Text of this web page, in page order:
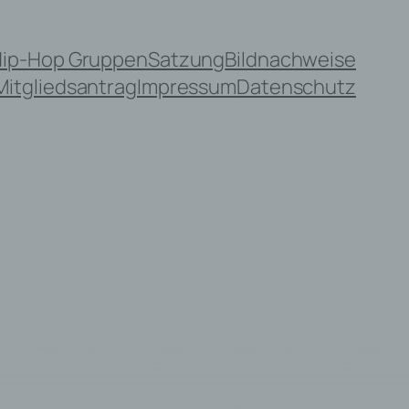
Hop GruppenSatzungBildnachweise
ImpressumDatenschutz